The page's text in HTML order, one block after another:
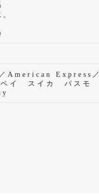
American Express／
イ スイカ パスモ